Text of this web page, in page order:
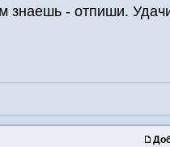
знаешь - отпиши.